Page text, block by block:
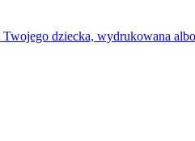
dziecka, wydrukowana